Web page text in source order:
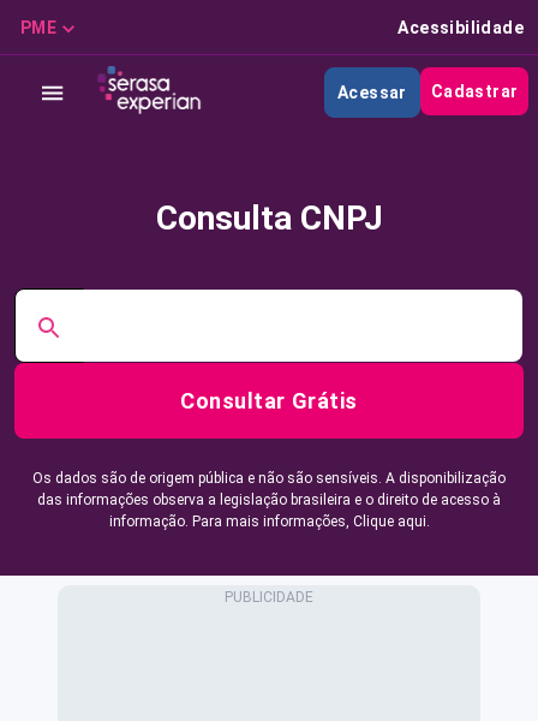
PME Acessibilidade
Acessar Cadastrar
Consulta CNPJ
Consultar Grátis
Os dados são de origem pública e não são sensíveis. A disponibilização
das informações observa a legislação brasileira e o direito de acesso à
informação. Para mais informações, Clique aqui.